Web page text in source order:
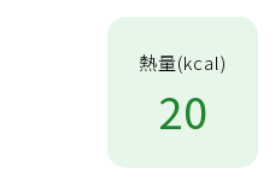
熱量(kcal)
20